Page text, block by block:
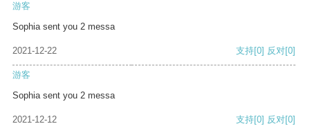
游客
Sophia sent you 2 messa
2021-12-22 支持[0] 反对[0]
游客
Sophia sent you 2 messa
2021-12-12 支持[0] 反对[0]